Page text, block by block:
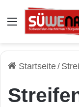
Auswahl
Startseite/